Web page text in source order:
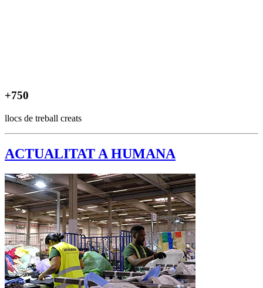
+750
llocs de treball creats
ACTUALITAT A HUMANA